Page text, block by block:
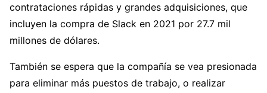
contrataciones rápidas y grandes adquisiciones, que
incluyen la compra de Slack en 2021 por 27.7 mil
millones de dólares.
También se espera que la compañía se vea presionada
para eliminar más puestos de trabajo, o realizar